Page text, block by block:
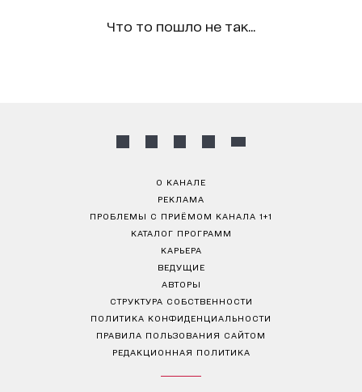
Что то пошло не так...
О КАНАЛЕ
РЕКЛАМА
ПРОБЛЕМЫ С ПРИЁМОМ КАНАЛА 1+1
КАТАЛОГ ПРОГРАММ
КАРЬЕРА
ВЕДУЩИЕ
АВТОРЫ
СТРУКТУРА СОБСТВЕННОСТИ
ПОЛИТИКА КОНФИДЕНЦИАЛЬНОСТИ
ПРАВИЛА ПОЛЬЗОВАНИЯ САЙТОМ
РЕДАКЦИОННАЯ ПОЛИТИКА